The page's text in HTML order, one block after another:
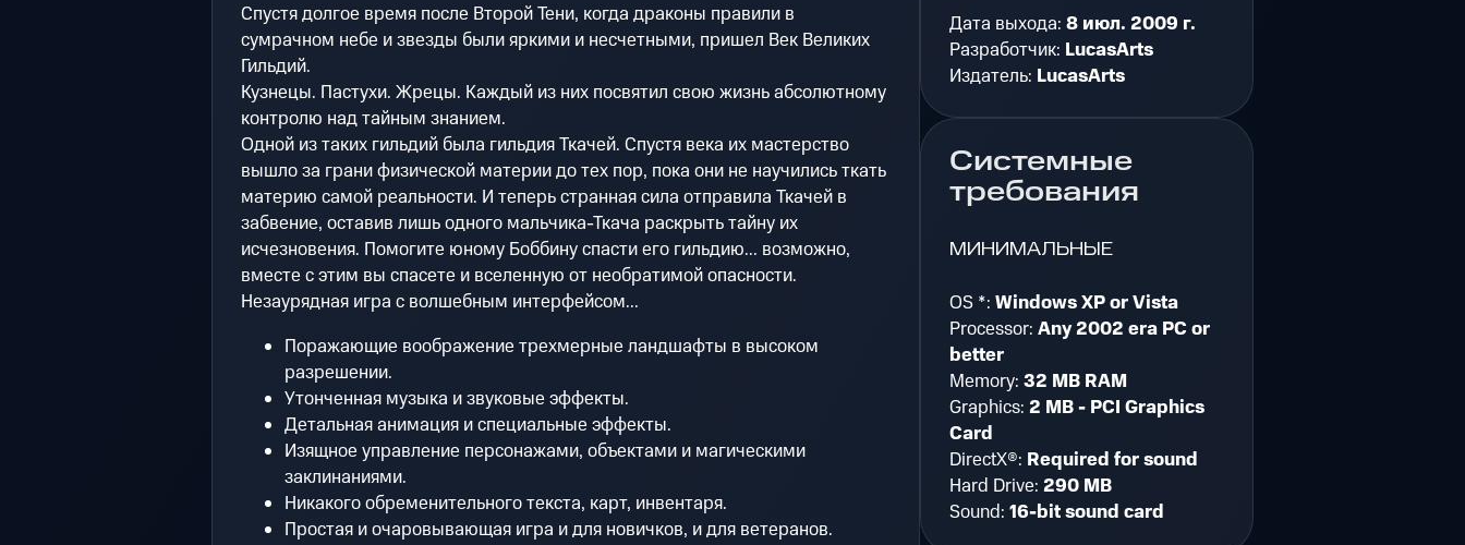
Спустя долгое время после Второй Тени, когда драконы правили в
сумрачном небе и звезды были яркими и несчетными, пришел Век Великих
Гильдий.
Кузнецы. Пастухи. Жрецы. Каждый из них посвятил свою жизнь абсолютному
контролю над тайным знанием.
Одной из таких гильдий была гильдия Ткачей. Спустя века их мастерство
вышло за грани физической материи до тех пор, пока они не научились ткать
материю самой реальности. И теперь странная сила отправила Ткачей в
забвение, оставив лишь одного мальчика-Ткача раскрыть тайну их
исчезновения. Помогите юному Боббину спасти его гильдию... возможно,
вместе с этим вы спасете и вселенную от необратимой опасности.
Незаурядная игра с волшебным интерфейсом...
Поражающие воображение трехмерные ландшафты в высоком
разрешении.
Утонченная музыка и звуковые эффекты.
Детальная анимация и специальные эффекты.
Изящное управление персонажами, объектами и магическими
заклинаниями.
Никакого обременительного текста, карт, инвентаря.
Простая и очаровывающая игра и для новичков, и для ветеранов.
Дата выхода: 8 июл. 2009 г.
Разработчик: LucasArts
Издатель: LucasArts
Системные
требования
МИНИМАЛЬНЫЕ
OS *: Windows XP or Vista
Processor: Any 2002 era PC or
better
Memory: 32 MB RAM
Graphics: 2 MB - PCI Graphics
Card
DirectX®: Required for sound
Hard Drive: 290 MB
Sound: 16-bit sound card